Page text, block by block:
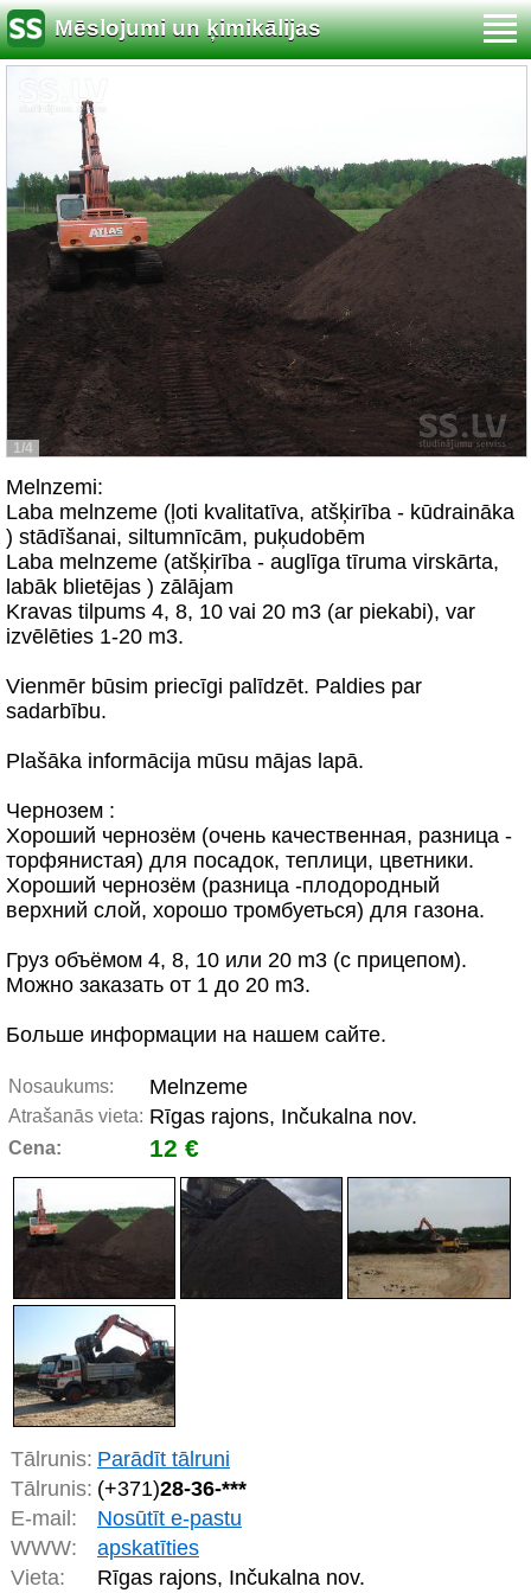
Mēslojumi un ķimikālijas
1/4
Melnzemi:
Laba melnzeme (ļoti kvalitatīva, atšķirība - kūdraināka
) stādīšanai, siltumnīcām, puķudobēm
Laba melnzeme (atšķirība - auglīga tīruma virskārta,
labāk blietējas ) zālājam
Kravas tilpums 4, 8, 10 vai 20 m3 (ar piekabi), var
izvēlēties 1-20 m3.
Vienmēr būsim priecīgi palīdzēt. Paldies par
sadarbību.
Plašāka informācija mūsu mājas lapā.
Чернозем :
Хороший чернозём (очень качественная, разница -
торфянистая) для посадок, теплици, цветники.
Хороший чернозём (разница -плодородный
верхний слой, хорошо тромбуеться) для газона.
Груз объёмом 4, 8, 10 или 20 m3 (с прицепом).
Можно заказать от 1 до 20 m3.
Больше информации на нашем сайте.
Nosaukums: Melnzeme
Atrašanās vieta: Rīgas rajons, Inčukalna nov.
Cena: 12 €
Tālrunis: Parādīt tālruni
Tālrunis: (+371)28-36-***
E-mail:
Nosūtīt e-pastu
WWW:
apskatīties
Vieta:
Rīgas rajons, Inčukalna nov.